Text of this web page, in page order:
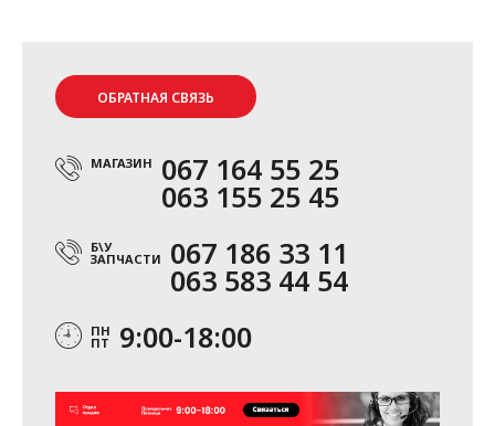
ОБРАТНАЯ СВЯЗЬ
МАГАЗИН 067 164 55 25
063 155 25 45
Б\У
ЗАПЧАСТИ 067 186 33 11
063 583 44 54
ПН
ПТ 9:00-18:00